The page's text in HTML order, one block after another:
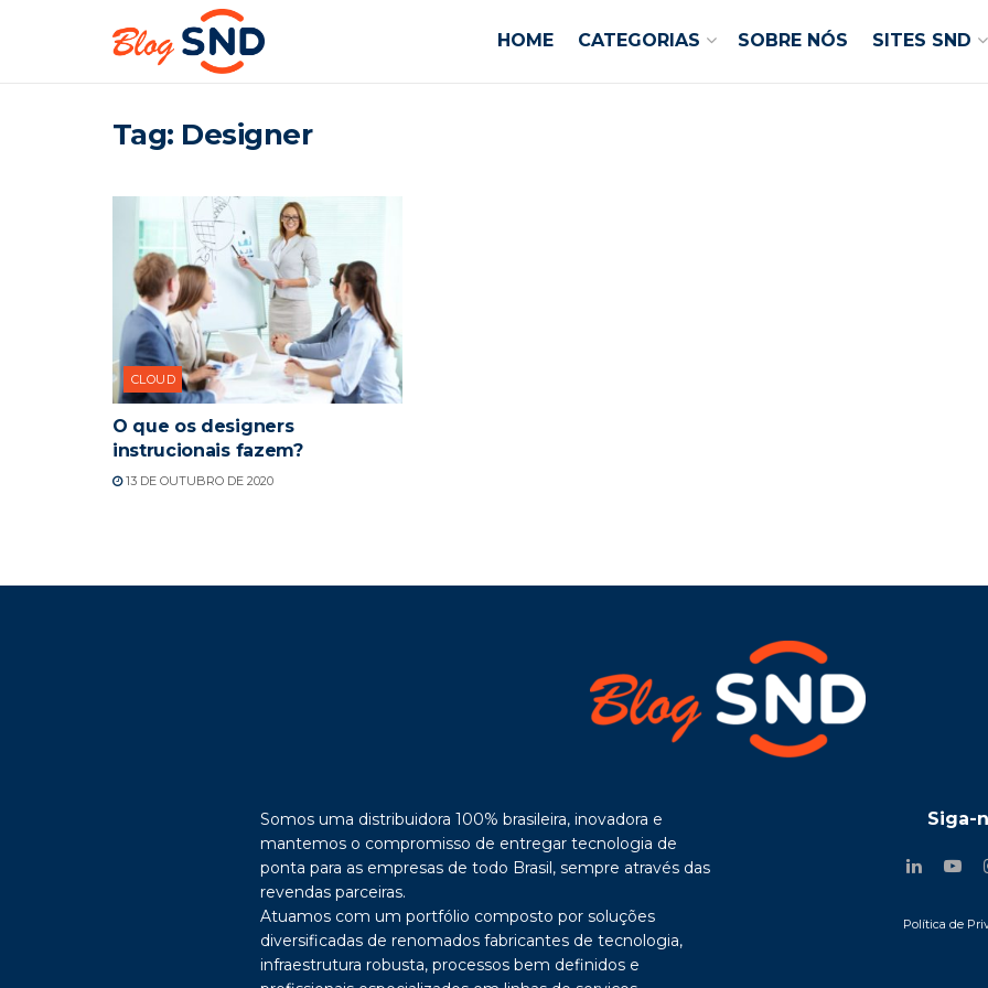
HOME CATEGORIAS SOBRE NÓS SITES SND
Tag: Designer
CLOUD
O que os designers
instrucionais fazem?
13 DE OUTUBRO DE 2020
Somos uma distribuidora 100% brasileira, inovadora e
mantemos o compromisso de entregar tecnologia de
ponta para as empresas de todo Brasil, sempre através das
revendas parceiras.
Atuamos com um portfólio composto por soluções
diversificadas de renomados fabricantes de tecnologia,
infraestrutura robusta, processos bem definidos e
Siga-
Política de